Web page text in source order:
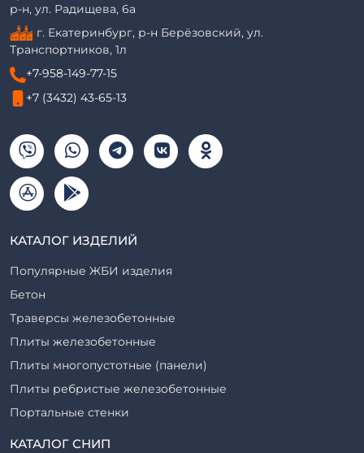
р-н, ул. Радищева, 6а
г. Екатеринбург, р-н Берёзовский, ул.
Транспортников, 1л
+7-958-149-77-15
+7 (3432) 43-65-13
КАТАЛОГ ИЗДЕЛИЙ
Популярные ЖБИ изделия
Бетон
Траверсы железобетонные
Плиты железобетонные
Плиты многопустотные (панели)
Плиты ребристые железобетонные
Портальные стенки
Прогоны железобетонные
КАТАЛОГ СНИП